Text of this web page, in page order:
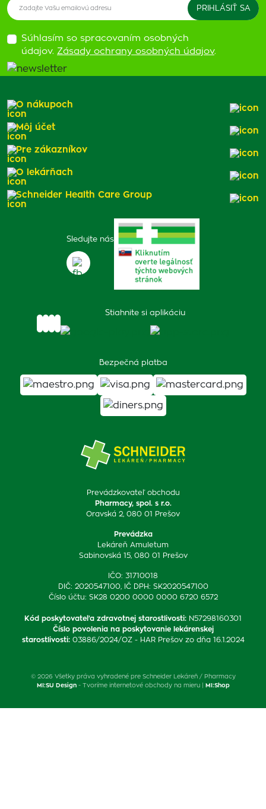
Súhlasím so spracovaním osobných
údajov. Zásady ochrany osobných údajov.
Prevádzkovateľ obchodu
Pharmacy, spol. s r.o.
Oravská 2, 080 01 Prešov
Prevádzka
Lekáreň Amuletum
Sabinovská 15, 080 01 Prešov
IČO: 31710018
DIČ: 2020547100, IČ DPH: SK2020547100
Číslo účtu: SK28 0200 0000 0000 6720 6572
Kód poskytovateľa zdravotnej starostlivosti: N57298160301
Číslo povolenia na poskytovanie lekárenskej
starostlivosti: 03886/2024/OZ - HAR Prešov zo dňa 16.1.2024
Sledujte nás
Stiahnite si aplikáciu
Bezpečná platba
O nákupoch
Môj účet
Pre zákazníkov
O lekárňach
Schneider Health Care Group
© 2026 Všetky práva vyhradené pre Schneider Lekáreň / Pharmacy
MI:SU Design- Tvoríme internetové obchody na mieru | MI:Shop